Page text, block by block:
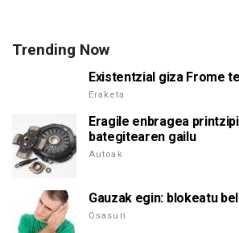
Trending Now
Existentzial giza Frome
Eraketa
Eragile enbragea
bategitearen gailu
Autoak
Gauzak egin: blokeatu
Osasun